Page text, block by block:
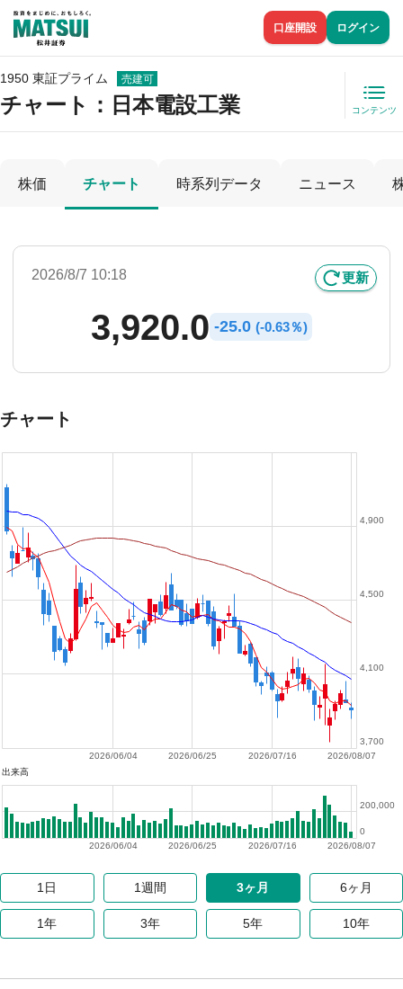
口座開設 ログイン
1950 東証プライム 売建可
チャート： 日本電設工業 コンテンツ
株価 チャート 時系列データ ニュース
2026/8/7 10:18 更新
3,920.0 -25.0 (-0.63％)
チャート
2026/08/07
2026/07/16
2026/06/25
2026/06/04
3,700
4,100
4,500
4,900
出来高
2026/08/07
2026/07/16
2026/06/25
2026/06/04
0
200,000
1日 1週間 3ヶ月 6ヶ月
1年 3年 5年 10年